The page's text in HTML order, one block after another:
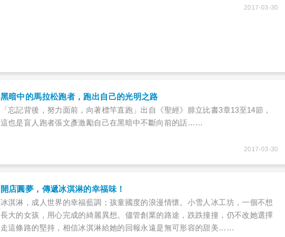
2017-03-30
黑暗中的馬拉松跑者，跑出自己的光明之路
「忘記背後，努力面前，向著標竿直跑」出自《聖經》腓立比書3章13至14節，
這也是盲人跑者張文彥激勵自己在黑暗中不斷向前的話……
2017-03-30
開店圓夢，傳遞冰淇淋的幸福味！
​冰淇淋，成人世界的幸福藍調；孩童國度的浪漫情懷。小雪人冰工坊，一個不想
長大的女孩，用心完成的綺麗異想。儘管創業的路途，跌跌撞撞，仍不改她選擇
走這條路的堅持，相信冰淇淋給她的回報永遠是無可形容的甜美……